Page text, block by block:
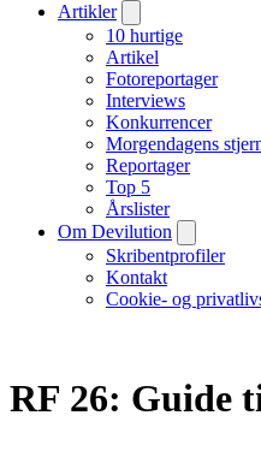
Artikler
10 hurtige
Artikel
Fotoreportager
Interviews
Konkurrencer
Morgendagens
Reportager
Top 5
Årslister
Om Devilution
Skribentprofiler
Kontakt
Cookie- og
RF 26: Guide